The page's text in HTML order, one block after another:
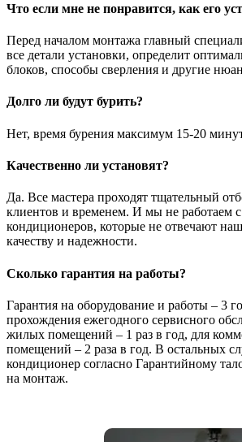
Что если мне не понравится, как его
Перед началом монтажа главный
все детали установки, определит
блоков, способы сверления и другие
Долго ли будут бурить?
Нет, время бурения максимум 15-20
Качественно ли установят?
Да. Все мастера проходят тщательный
клиентов и временем. И мы не работаем
кондиционеров, которые не отвечают
качеству и надежности.
Сколько гарантия на работы?
Гарантия на оборудование и работы – 3
прохождения ежегодного сервисного
жилых помещений – 1 раз в год, для
помещений – 2 раза в год. В остальных
кондиционер согласно Гарантийному
на монтаж.